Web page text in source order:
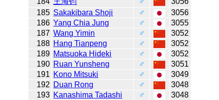
185 Sakakibara Shoji ♂
3056
186 Yang Chia Jung ♂
3055
187 Wang Yimin ♂
3052
188 Hang Tianpeng ♂
3052
189 Matsuoka Hideki ♂
3052
190 Ruan Yunsheng ♂
3051
191 Kono Mitsuki ♂
3049
192 Duan Rong ♂
3048
193 Kanashima Tadashi ♂
3048